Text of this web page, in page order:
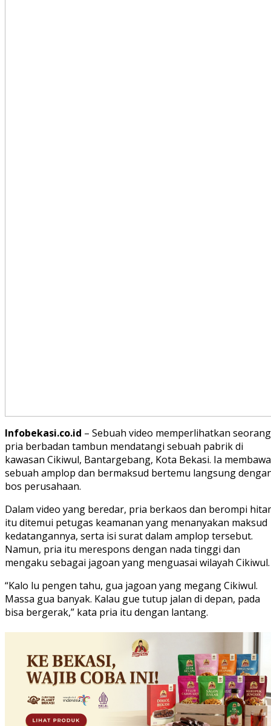
Infobekasi.co.id – Sebuah video memperlihatkan seorang
pria berbadan tambun mendatangi sebuah pabrik di
kawasan Cikiwul, Bantargebang, Kota Bekasi. Ia membawa
sebuah amplop dan bermaksud bertemu langsung
bos perusahaan.
Dalam video yang beredar, pria berkaos dan berompi
itu ditemui petugas keamanan yang menanyakan maksud
kedatangannya, serta isi surat dalam amplop tersebut.
Namun, pria itu merespons dengan nada tinggi dan
mengaku sebagai jagoan yang menguasai wilayah Cikiwul.
“Kalo lu pengen tahu, gua jagoan yang megang Cikiwul.
Massa gua banyak. Kalau gue tutup jalan di depan, pada
bisa bergerak,” kata pria itu dengan lantang.